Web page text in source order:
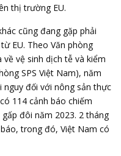
thị trường EU.
cũng đang gặp phải
EU. Theo Văn phòng
vệ sinh dịch tễ và kiểm
SPS Việt Nam), năm
nguy đối với nông sản thực
114 cảnh báo chiếm
đôi năm 2023. 2 tháng
trong đó, Việt Nam có